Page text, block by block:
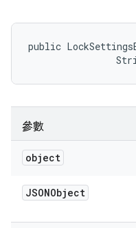
public
參數
object
JSONObject